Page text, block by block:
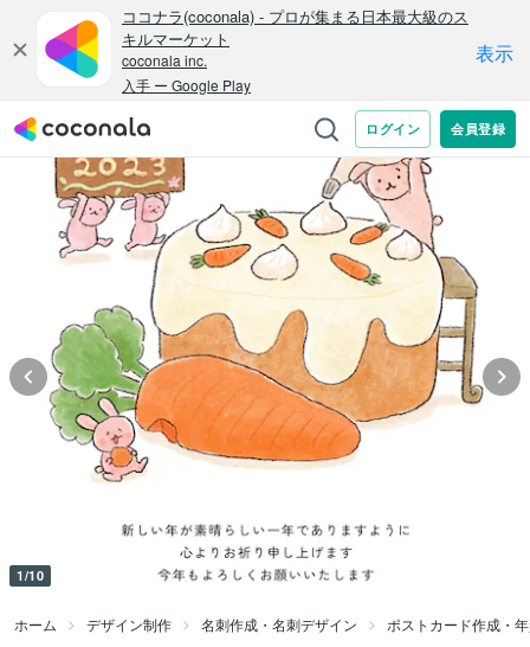
1/10
ホーム デザイン制作 名刺作成・名刺デザイン ポストカード作成・